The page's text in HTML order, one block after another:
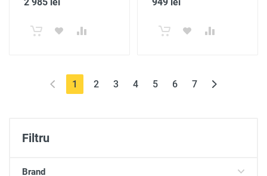
Filtru
Brand
1 (current)
2 3 4 5 6 7